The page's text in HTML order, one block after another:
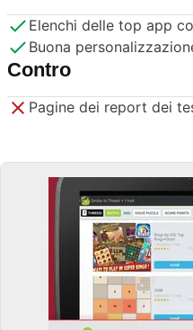
Elenchi delle top app
Buona
Contro
Pagine dei report dei